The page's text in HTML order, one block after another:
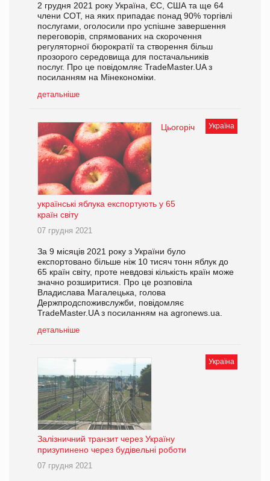
2 грудня 2021 року Україна, ЄС, США та ще 64
члени СОТ, на яких припадає понад 90% торгівлі
послугами, оголосили про успішне завершення
переговорів, спрямованих на скорочення
регуляторної бюрократії та створення більш
прозорого середовища для постачальників
послуг. Про це повідомляє TradeMaster.UA з
посиланням на Мінекономіки.
детальніше
Україна
Цьогоріч
українські яблука експортують у 65
країн світу
07 грудня 2021
За 9 місяців 2021 року з України було
експортовано більше ніж 10 тисяч тонн яблук до
65 країн світу, проте невдовзі кількість країн може
значно розширитися. Про це розповіла
Владислава Магалецька, голова
Держпродспоживслужби, повідомляє
TradeMaster.UA з посиланням на agronews.ua.
детальніше
Україна
Залізничний транзит через Україну
призупинено через будівельні роботи
07 грудня 2021